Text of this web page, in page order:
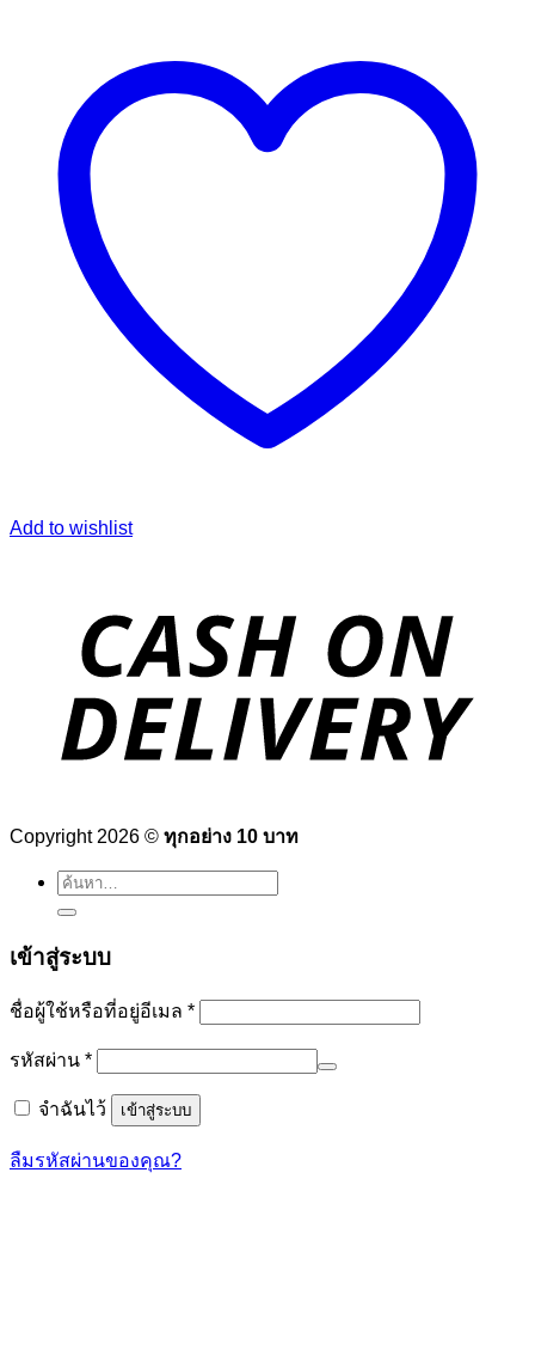
Add to wishlist
Copyright 2026 © ทุกอย่าง 10 บาท
ค้นหา:
เข้าสู่ระบบ
ชื่อผู้ใช้หรือที่อยู่อีเมล *ต้องการ
รหัสผ่าน *ต้องการ
จำฉันไว้ เข้าสู่ระบบ
ลืมรหัสผ่านของคุณ?